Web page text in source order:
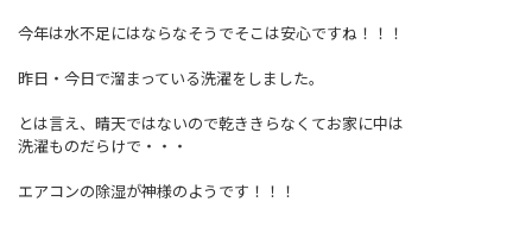
今年は水不足にはならなそうでそこは安心ですね！！！
昨日・今日で溜まっている洗濯をしました。
とは言え、晴天ではないので乾ききらなくてお家に中は
洗濯ものだらけで・・・
エアコンの除湿が神様のようです！！！